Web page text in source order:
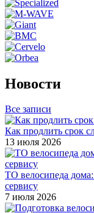
Новости
Все записи
Как продлить срок
13 июля 2026
ТО велосипеда дома:
сервису
7 июля 2026